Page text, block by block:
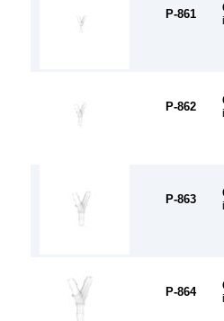
P-861
P-862
P-863
P-864